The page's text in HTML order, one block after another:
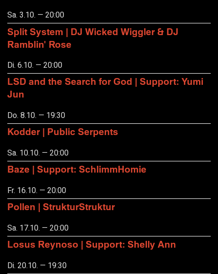
Sa. 3.10. — 20:00
Split System | DJ Wicked Wiggler & DJ
Ramblin' Rose
Di. 6.10. — 20:00
LSD and the Search for God | Support: Yumi
Jun
Do. 8.10. — 19:30
Kodder | Public Serpents
Sa. 10.10. — 20:00
Baze | Support: SchlimmHomie
Fr. 16.10. — 20:00
Pollen | StrukturStruktur
Sa. 17.10. — 20:00
Losus Reynoso | Support: Shelly Ann
Di. 20.10. — 19:30